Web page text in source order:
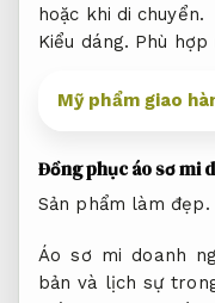
hoặc khi di chuyển.
Kiểu dáng. Phù hợp
Mỹ phẩm giao
Đồng phục áo sơ mi
Sản phẩm làm đẹp.
Áo sơ mi doanh
bản và lịch sự